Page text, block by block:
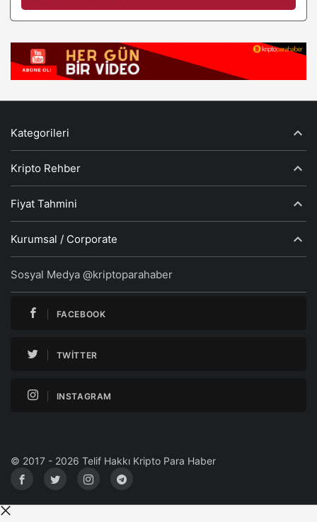
Kategorileri
Kripto Rehber
Fiyat Tahmini
Kurumsal / Corporate
Sosyal Medya @kriptoparahaber
FACEBOOK
TWITTER
INSTAGRAM
© 2017 - 2026 Telif Hakkı Kripto Para Haber